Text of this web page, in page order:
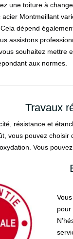
une toiture à
Montmeillant
dépend
assistons
souhaitez mettre
aux normes.
Travaux
résistance et
vous pouvez
Vous